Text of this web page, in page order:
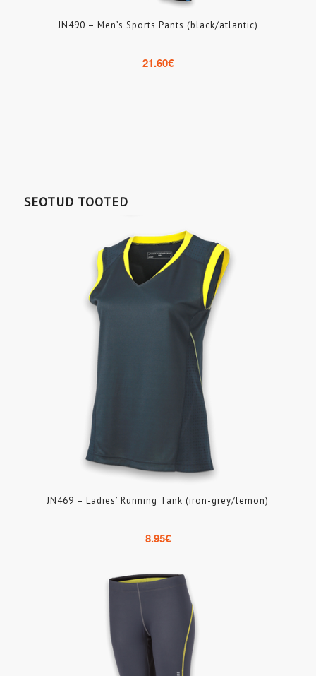
JN490 – Men’s Sports Pants (black/atlantic)
21.60€
SEOTUD TOOTED
JN469 – Ladies’ Running Tank (iron-grey/lemon)
8.95€